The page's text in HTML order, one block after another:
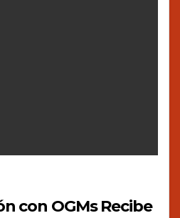
con OGMs Recibe